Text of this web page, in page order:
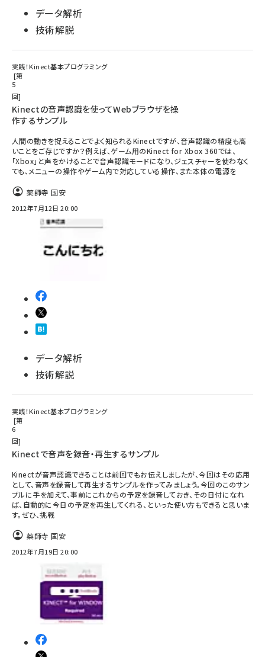
データ解析
技術解説
実践！Kinect基本プログラミング
第
5
回
Kinectの音声認識を使ってWebブラウザを操
作するサンプル
人間の動きを捉えることでよく知られるKinectですが、音声認識の精度も高
いことをご存じですか？例えば、ゲーム用のKinect for Xbox 360では、
「Xbox」と声をかけることで音声認識モードになり、ジェスチャーを使わなく
ても、メニューの操作やゲーム内で対応している操作、また本体の電源を
薬師寺 国安
2012年7月12日 20:00
データ解析
技術解説
実践！Kinect基本プログラミング
第
6
回
Kinectで音声を録音・再生するサンプル
Kinectが音声認識できることは前回でもお伝えしましたが、今回はその応用
として、音声を録音して再生するサンプルを作ってみましょう。今回のこのサン
プルに手を加えて、事前にこれからの予定を録音しておき、その日付になれ
ば、自動的に今日の予定を再生してくれる、といった使い方もできると思いま
す。ぜひ、挑戦
薬師寺 国安
2012年7月19日 20:00